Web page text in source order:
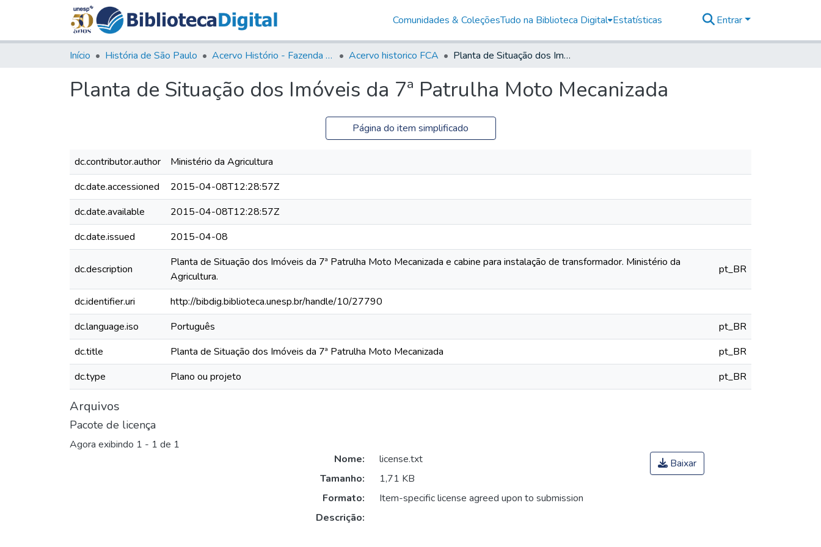
Comunidades & ColeçõesTudo na Biblioteca Digital Estatísticas Entrar
Início História de São Paulo Acervo Histório - Fazenda Lageado Acervo historico FCA Planta de Situação dos Imóveis da 7ª Patrulha Moto Mecanizada
Planta de Situação dos Imóveis da 7ª Patrulha Moto Mecanizada
Página do item simplificado
dc.contributor.author
Ministério da Agricultura
dc.date.accessioned
2015-04-08T12:28:57Z
dc.date.available
2015-04-08T12:28:57Z
dc.date.issued
2015-04-08
dc.description
Planta de Situação dos Imóveis da 7ª Patrulha Moto Mecanizada e cabine para instalação de transformador. Ministério da
Agricultura.
pt_BR
dc.identifier.uri
http://bibdig.biblioteca.unesp.br/handle/10/27790
dc.language.iso
Português
pt_BR
dc.title
Planta de Situação dos Imóveis da 7ª Patrulha Moto Mecanizada
pt_BR
dc.type
Plano ou projeto pt_BR
Arquivos
Pacote de licença
Agora exibindo 1 - 1 de 1
Nome:
license.txt
Tamanho:
1,71 KB
Formato:
Item-specific license agreed upon to submission
Descrição:
Baixar